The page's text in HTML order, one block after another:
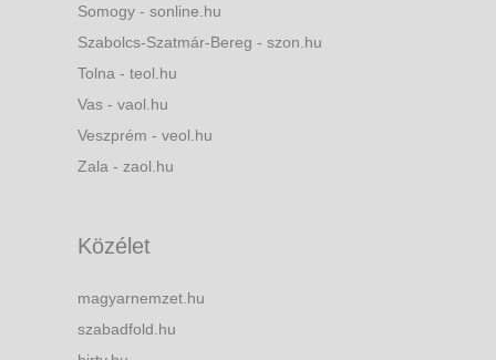
Somogy - sonline.hu
Szabolcs-Szatmár-Bereg - szon.hu
Tolna - teol.hu
Vas - vaol.hu
Veszprém - veol.hu
Zala - zaol.hu
Közélet
magyarnemzet.hu
szabadfold.hu